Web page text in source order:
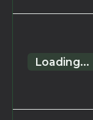
Loading...